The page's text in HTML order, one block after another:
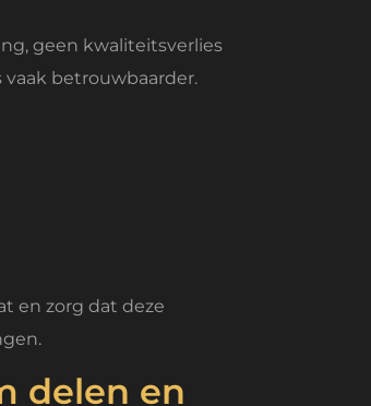
geen kwaliteitsverlies
betrouwbaarder.
en zorg dat deze
delen en